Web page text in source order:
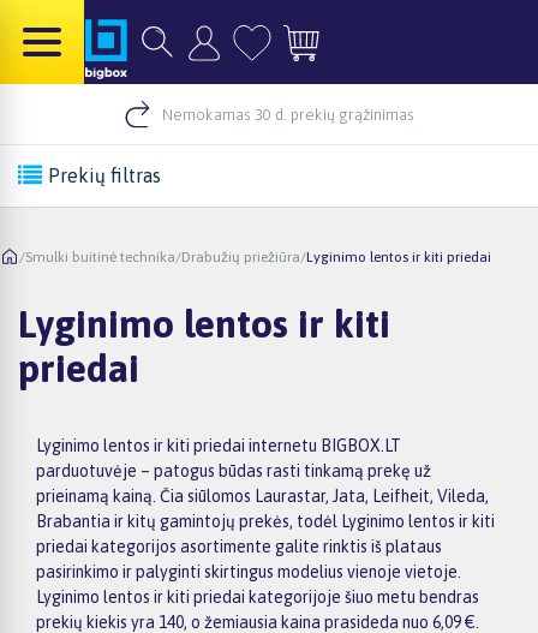
Nemokamas 30 d. prekių grąžinimas
Prekių filtras
/Smulki buitinė technika/Drabužių priežiūra/Lyginimo lentos ir kiti priedai
Lyginimo lentos ir kiti
priedai
Lyginimo lentos ir kiti priedai internetu BIGBOX.LT
parduotuvėje – patogus būdas rasti tinkamą prekę už
prieinamą kainą. Čia siūlomos Laurastar, Jata, Leifheit, Vileda,
Brabantia ir kitų gamintojų prekės, todėl Lyginimo lentos ir kiti
priedai kategorijos asortimente galite rinktis iš plataus
pasirinkimo ir palyginti skirtingus modelius vienoje vietoje.
Lyginimo lentos ir kiti priedai kategorijoje šiuo metu bendras
prekių kiekis yra 140, o žemiausia kaina prasideda nuo 6,09 €.